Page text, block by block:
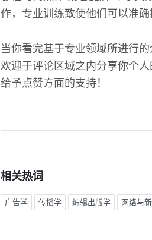
作，专业训练致使他们可以准
当你看完基于专业领域所进行
欢迎于评论区域之内分享你个
给予点赞方面的支持！
相关热词
广告学 传播学 编辑出版学 网络与